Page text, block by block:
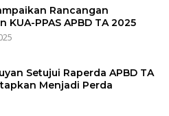
Rancangan
KUA-PPAS APBD TA 2025
Setujui Raperda APBD TA
Menjadi Perda